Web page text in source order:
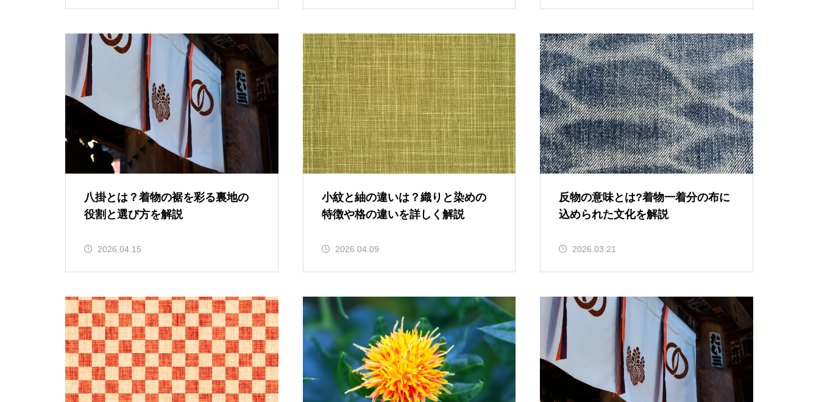
八掛とは？着物の裾を彩る裏地の
役割と選び方を解説
2026.04.15
小紋と紬の違いは？織りと染めの
特徴や格の違いを詳しく解説
2026.04.09
反物の意味とは?着物一着分の布に
込められた文化を解説
2026.03.21